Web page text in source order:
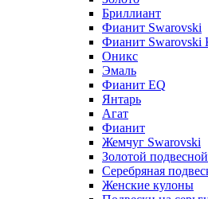
Бриллиант
Фианит Swarovski
Фианит Swarovski
Оникс
Эмаль
Фианит EQ
Янтарь
Агат
Фианит
Жемчуг Swarovski
Золотой
Серебряная
Женские кулоны